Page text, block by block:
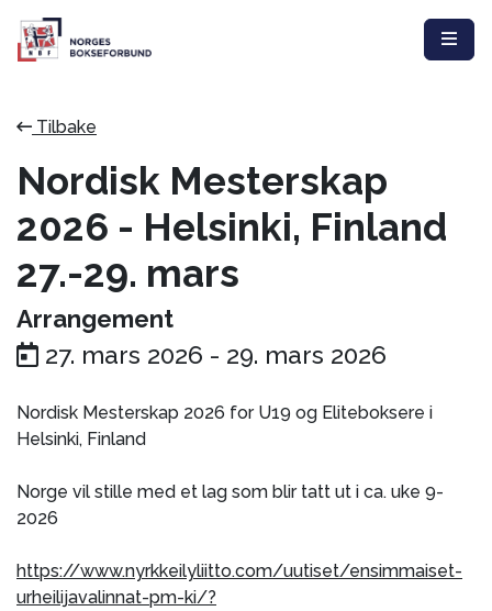
Tilbake
Nordisk Mesterskap
2026 - Helsinki, Finland
27.-29. mars
Arrangement
27. mars 2026 - 29. mars 2026
Nordisk Mesterskap 2026 for U19 og Eliteboksere i
Helsinki, Finland
Norge vil stille med et lag som blir tatt ut i ca. uke 9-
2026
https://www.nyrkkeilyliitto.com/uutiset/ensimmaiset-
urheilijavalinnat-pm-ki/?